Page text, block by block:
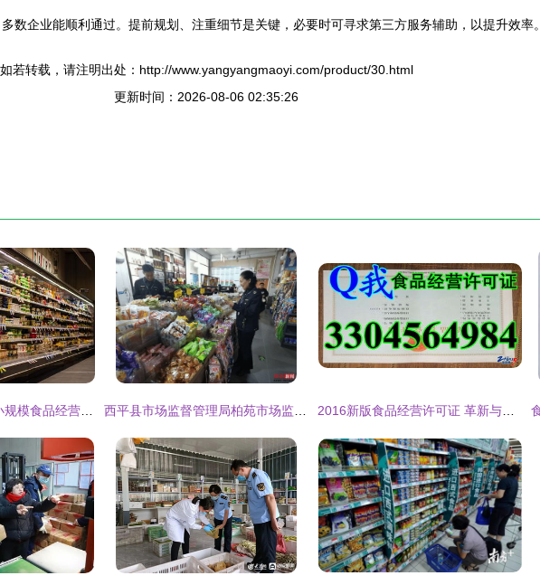
数企业能顺利通过。提前规划、注重细节是关键，必要时可寻求第三方服务辅助，以提升效率。
如若转载，请注明出处：http://www.yangyangmaoyi.com/product/30.html
更新时间：2026-08-06 02:35:26